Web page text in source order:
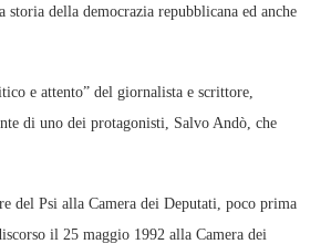
della democrazia repubblicana ed anche
e attento” del giornalista e scrittore,
di uno dei protagonisti, Salvo Andò, che
del Psi alla Camera dei Deputati, poco prima
il 25 maggio 1992 alla Camera dei